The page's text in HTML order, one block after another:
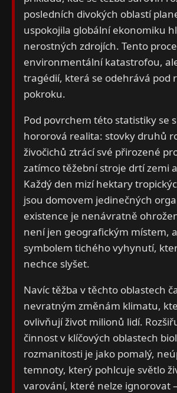
posledních divokých oblastí
uspokojila globální ekonomiku
nerostných zdrojích. Tento
environmentální katastrofou,
tragédií, která se odehrává pod
pokroku.
Pod povrchem této statistiky se
hororová realita: stovky druhů
živočichů ztrácí své přirozené
zatímco těžební stroje drtí zemi
Každý den mizí hektary
jsou domovem jedinečných
existence je nenávratně
není jen geografickým místem,
symbolem tichého vyhynutí,
nechce slyšet.
Navíc těžba v těchto oblastech
nevratným změnám klimatu,
ovlivňují život milionů lidí.
činnost v klíčových oblastech
rozmanitosti je jako pomalý,
temnoty, který pohlcuje světlo
varování, které nelze ignorovat